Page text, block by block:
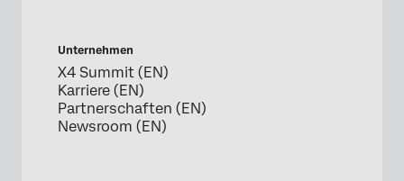
Unternehmen
X4 Summit (EN)
Karriere (EN)
Partnerschaften (EN)
Newsroom (EN)